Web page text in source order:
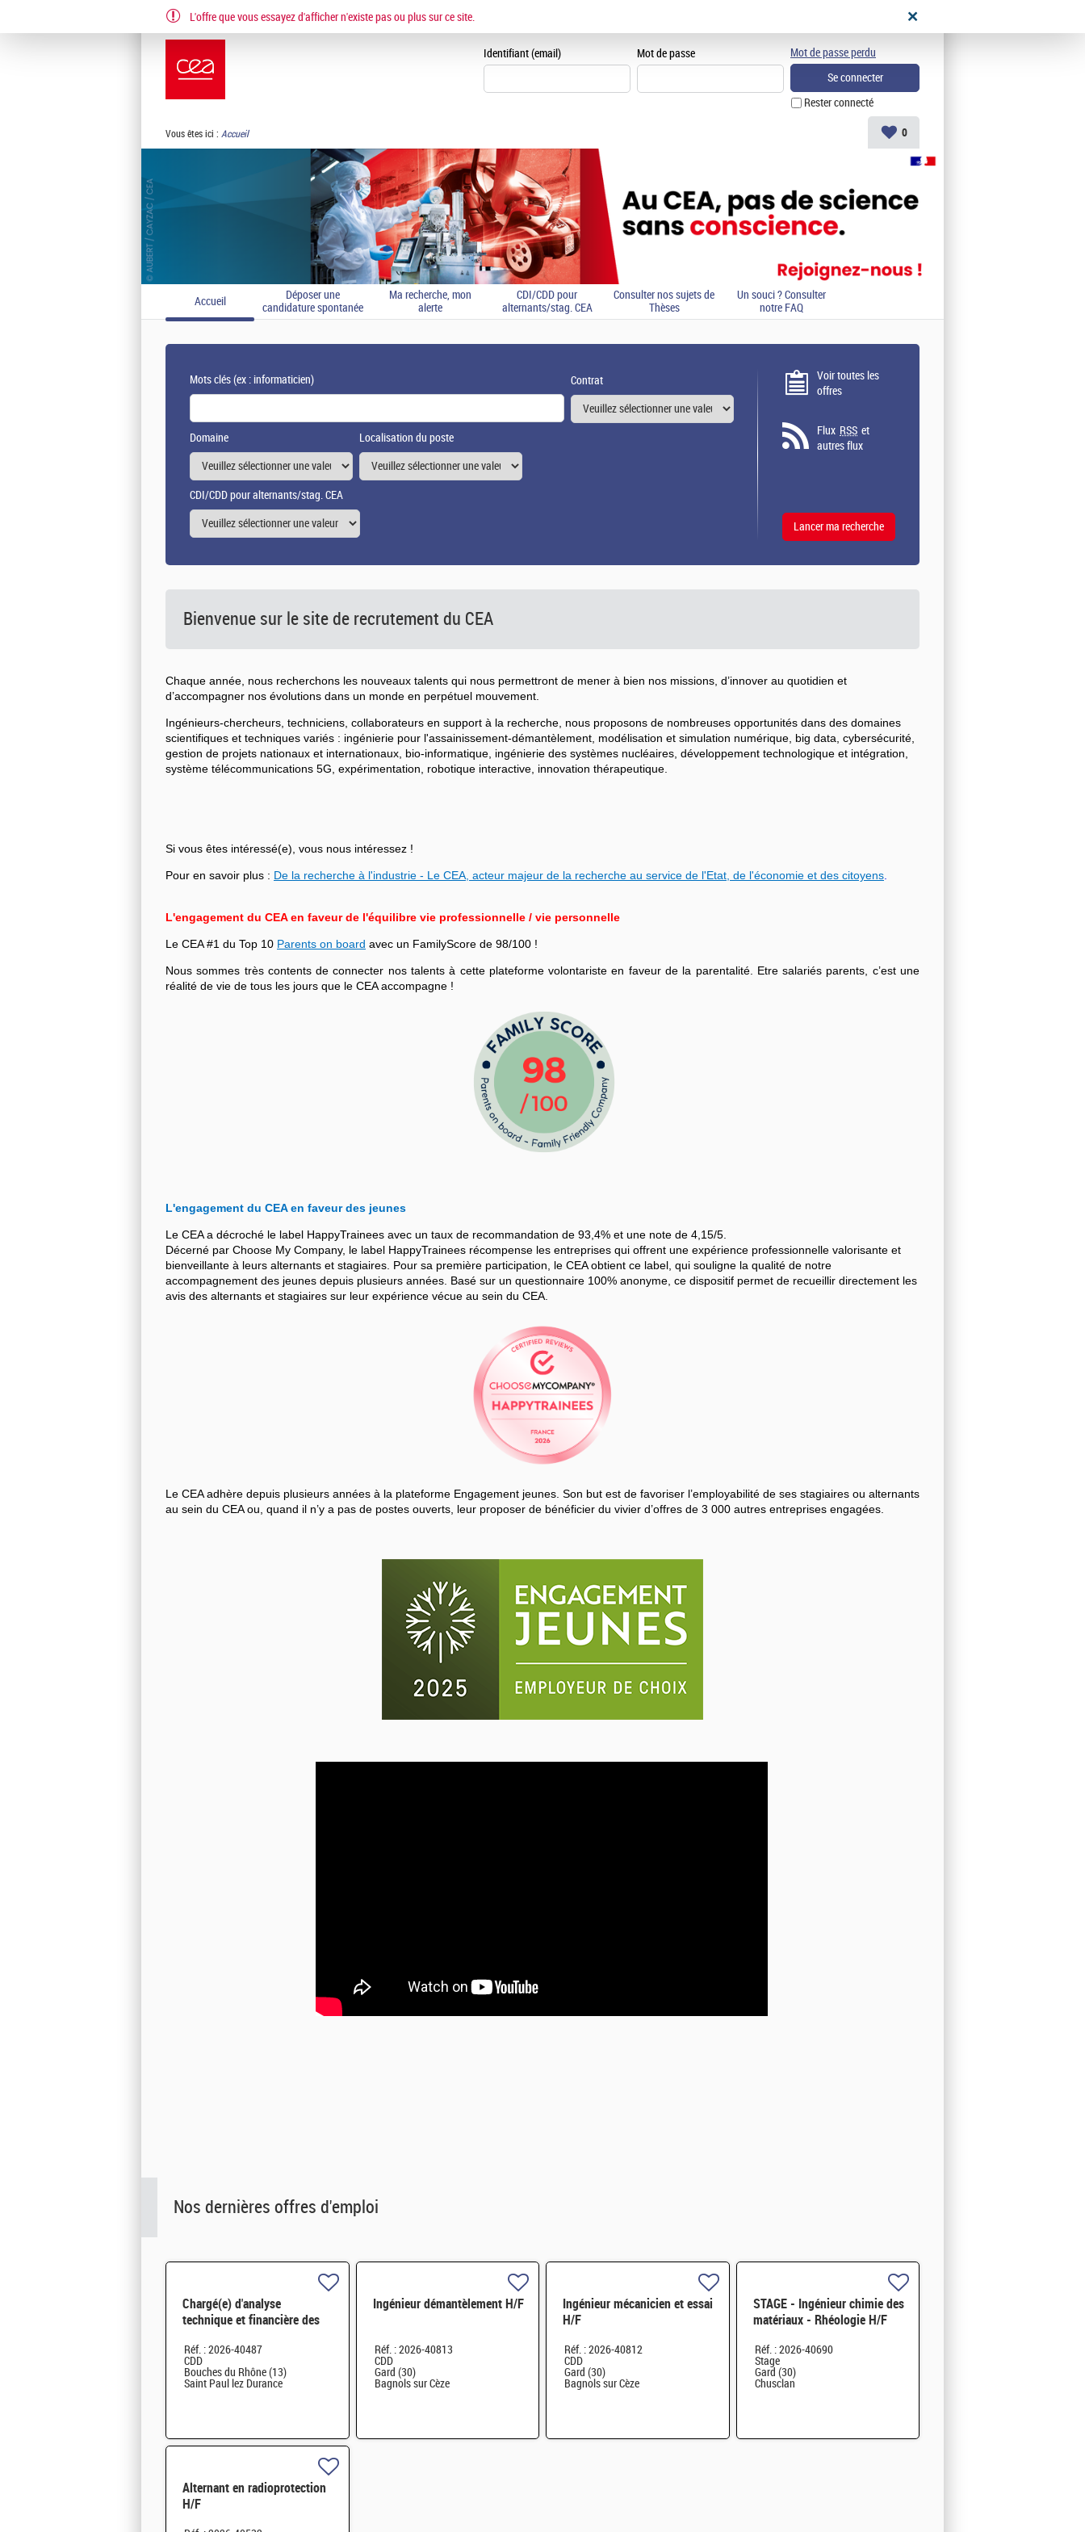
EN FR
Identifiant (email) Mot de passe
Rester connecté
Mot de passe perdu
Vous êtes ici : Accueil 0
Accueil
Déposer une
candidature spontanée
Ma recherche, mon
alerte
CDI/CDD pour
alternants/stag. CEA
Consulter nos sujets de
Thèses
Un souci ? Consulter
notre FAQ
Mots clés(ex : informaticien) Contrat
Domaine Localisation du poste
CDI/CDD pour alternants/stag. CEA
Voir toutes les
offres
Flux RSS et
autres flux
L'offre que vous essayez d'afficher n'existe pas ou plus sur ce site.
Bienvenue sur le site de recrutement du CEA
Chaque année, nous recherchons les nouveaux talents qui nous permettront de mener à bien nos missions, d’innover au quotidien et
d’accompagner nos évolutions dans un monde en perpétuel mouvement.
Ingénieurs-chercheurs, techniciens, collaborateurs en support à la recherche, nous proposons de nombreuses opportunités dans des domaines
scientifiques et techniques variés : ingénierie pour l'assainissement-démantèlement, modélisation et simulation numérique, big data, cybersécurité,
gestion de projets nationaux et internationaux, bio-informatique, ingénierie des systèmes nucléaires, développement technologique et intégration,
système télécommunications 5G, expérimentation, robotique interactive, innovation thérapeutique.
Si vous êtes intéressé(e), vous nous intéressez !
Pour en savoir plus : De la recherche à l'industrie - Le CEA, acteur majeur de la recherche au service de l'Etat, de l'économie et des citoyens.
L'engagement du CEA en faveur de l'équilibre vie professionnelle / vie personnelle
Le CEA #1 du Top 10 Parents on board avec un FamilyScore de 98/100 !
Nous sommes très contents de connecter nos talents à cette plateforme volontariste en faveur de la parentalité. Etre salariés parents, c’est une
réalité de vie de tous les jours que le CEA accompagne !
L'engagement du CEA en faveur des jeunes
Le CEA a décroché le label HappyTrainees avec un taux de recommandation de 93,4% et une note de 4,15/5.
Décerné par Choose My Company, le label HappyTrainees récompense les entreprises qui offrent une expérience professionnelle valorisante et
bienveillante à leurs alternants et stagiaires. Pour sa première participation, le CEA obtient ce label, qui souligne la qualité de notre
accompagnement des jeunes depuis plusieurs années. Basé sur un questionnaire 100% anonyme, ce dispositif permet de recueillir directement les
avis des alternants et stagiaires sur leur expérience vécue au sein du CEA.
Le CEA adhère depuis plusieurs années à la plateforme Engagement jeunes. Son but est de favoriser l’employabilité de ses stagiaires ou alternants
au sein du CEA ou, quand il n’y a pas de postes ouverts, leur proposer de bénéficier du vivier d’offres de 3 000 autres entreprises engagées.
Nos dernières offres d'emploi
Chargé(e) d'analyse
technique et financière des
électromécanique H/F
Réf. : 2026-40487
CDD
Bouches du Rhône (13)
Saint Paul lez Durance
Ingénieur démantèlement H/F
Réf. : 2026-40813
CDD
Gard (30)
Bagnols sur Cèze
Ingénieur mécanicien et essai
H/F
Réf. : 2026-40812
CDD
Gard (30)
Bagnols sur Cèze
STAGE - Ingénieur chimie des
matériaux - Rhéologie H/F
Réf. : 2026-40690
Stage
Gard (30)
Chusclan
Alternant en radioprotection
H/F